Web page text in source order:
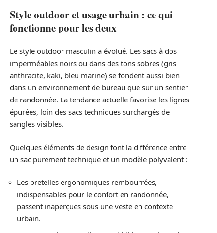
Style outdoor et usage urbain : ce qui
fonctionne pour les deux
Le style outdoor masculin a évolué. Les sacs à dos
imperméables noirs ou dans des tons sobres (gris
anthracite, kaki, bleu marine) se fondent aussi bien
dans un environnement de bureau que sur un sentier
de randonnée. La tendance actuelle favorise les lignes
épurées, loin des sacs techniques surchargés de
sangles visibles.
Quelques éléments de design font la différence entre
un sac purement technique et un modèle polyvalent :
Les bretelles ergonomiques rembourrées,
indispensables pour le confort en randonnée,
passent inaperçues sous une veste en contexte
urbain.